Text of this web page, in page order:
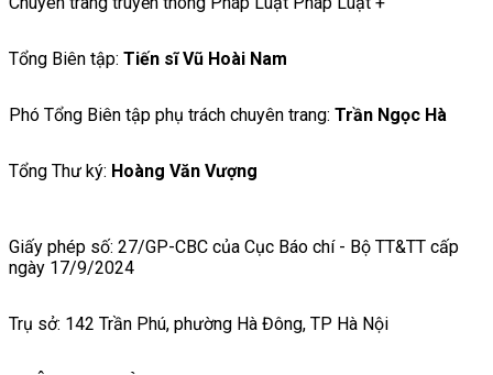
Tổng Biên tập: Tiến sĩ Vũ Hoài Nam
Phó Tổng Biên tập phụ trách chuyên trang: Trần Ngọc Hà
Tổng Thư ký: Hoàng Văn Vượng
Giấy phép số: 27/GP-CBC của Cục Báo chí - Bộ TT&TT cấp
ngày 17/9/2024
Trụ sở: 142 Trần Phú, phường Hà Đông, TP Hà Nội